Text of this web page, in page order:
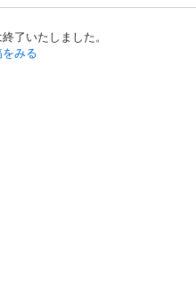
了いたしました。
みる